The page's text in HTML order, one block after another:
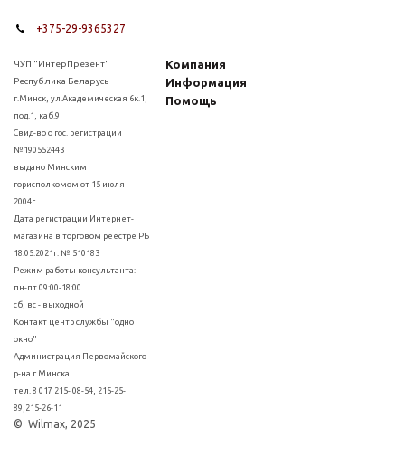
+375-29-9365327
ЧУП "ИнтерПрезент"
Республика Беларусь
г.Минск, ул.Академическая 6к.1,
под.1, каб.9
Свид-во о гос. регистрации
№190552443
выдано Минским
горисполкомом от 15 июля
2004г.
Дата регистрации Интернет-
магазина в торговом реестре РБ
18.05.2021г. № 510183
Режим работы консультанта:
пн-пт 09:00-18:00
сб, вс - выходной
Контакт центр службы "одно
окно"
Администрация Первомайского
р-на г.Минска
тел. 8 017 215- 08-54, 215-25-
89,215-26-11
© Wilmax, 2025
Компания
Информация
Помощь